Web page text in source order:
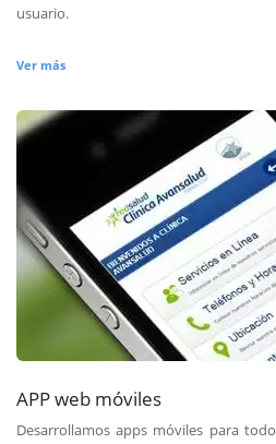
usuario.
Ver más
APP web móviles
Desarrollamos apps móviles para